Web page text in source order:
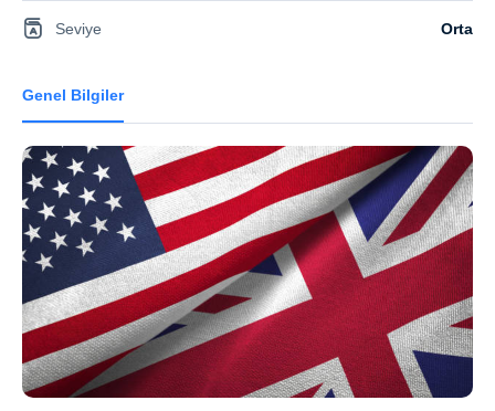
Genel Bilgiler
Seviye Orta